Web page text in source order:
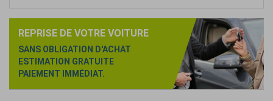
REPRISE DE VOTRE VOITURE
SANS OBLIGATION D'ACHAT
ESTIMATION GRATUITE
PAIEMENT IMMÉDIAT.